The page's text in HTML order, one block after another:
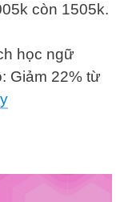
còn 1505k.
học ngữ
Giảm 22% từ